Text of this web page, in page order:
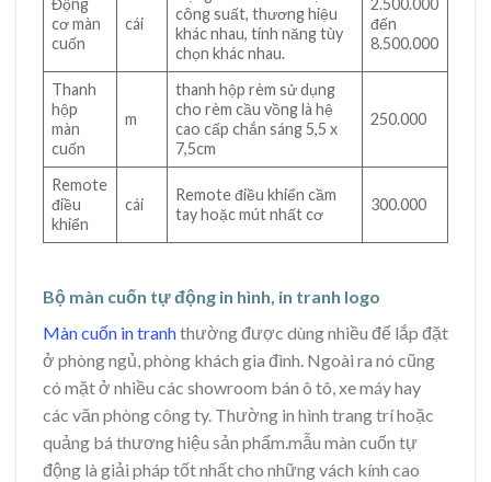
cơ màn
cuốn
cái
công suất, thương hiệu
khác nhau, tính năng tùy
chọn khác nhau.
đến
8.500.000
Thanh
hộp
màn
cuốn
m
thanh hộp rèm sử dụng
cho rèm cầu vồng là hệ
cao cấp chắn sáng 5,5 x
7,5cm
250.000
Remote
điều
khiển
cái
Remote điều khiển cầm
tay hoặc mút nhất cơ
300.000
Bộ màn cuốn tự động in hình, in tranh logo
Màn cuốn in tranhthường được dùng nhiều để lắp đặt
ở phòng ngủ, phòng khách gia đình. Ngoài ra nó cũng
có mặt ở nhiều các showroom bán ô tô, xe máy hay
các văn phòng công ty. Thường in hình trang trí hoặc
quảng bá thương hiệu sản phẩm.mẫu màn cuốn tự
động là giải pháp tốt nhất cho những vách kính cao